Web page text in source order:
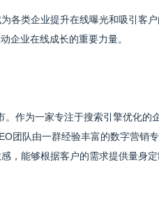
各类企业提升在线曝光和吸引客
企业在线成长的重要力量。
作为一家专注于搜索引擎优化的
团队由一群经验丰富的数字营销
，能够根据客户的需求提供量身定